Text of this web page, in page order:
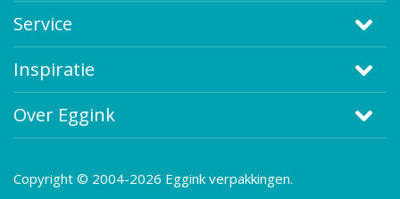
Service
Inspiratie
Over Eggink
Copyright © 2004-2026 Eggink verpakkingen.